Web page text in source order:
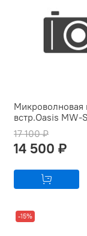
Микроволновая
встр.Oasis MW-
17 100 ₽
14 500 ₽
-15%